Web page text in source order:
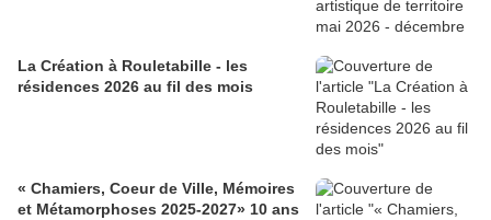
La Création à Rouletabille - les
résidences 2026 au fil des mois
« Chamiers, Coeur de Ville, Mémoires
et Métamorphoses 2025-2027» 10 ans